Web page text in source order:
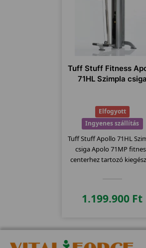
Tuff Stuff Fitness
71HL Szimpla csiga
Elfogyott
Ingyenes szállítás
Tuff Stuff Apollo 71HL
csiga Apolo 71MP
centerhez tartozó
1.199.900 Ft